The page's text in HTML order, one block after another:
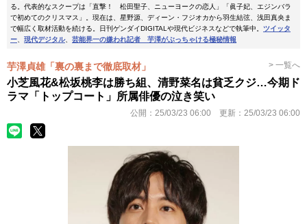
る。代表的なスクープは「直撃！ 松田聖子、ニューヨークの恋人」「眞子妃、エジンバラ
で初めてのクリスマス」。現在は、星野源、ディーン・フジオカから羽生結弦、浅田真央ま
で幅広く取材活動を続ける。日刊ゲンダイDIGITALや現代ビジネスなどで執筆中。 ツイッタ
ー
現代デジタル、 芸能界一の嫌われ記者 芋澤がぶっちゃける極秘情報
芋澤貞雄「裏の裏まで徹底取材」 > 一覧へ
小芝風花&松坂桃李は勝ち組、清野菜名は貧乏クジ…今期ド
ラマ「トップコート」所属俳優の泣き笑い
公開： 25/03/23 06:00 更新： 25/03/23 06:00